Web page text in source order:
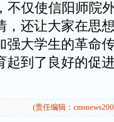
仅使信阳师院
，还让大家在思
强大学生的革命
起到了良好的促
(责任编辑：